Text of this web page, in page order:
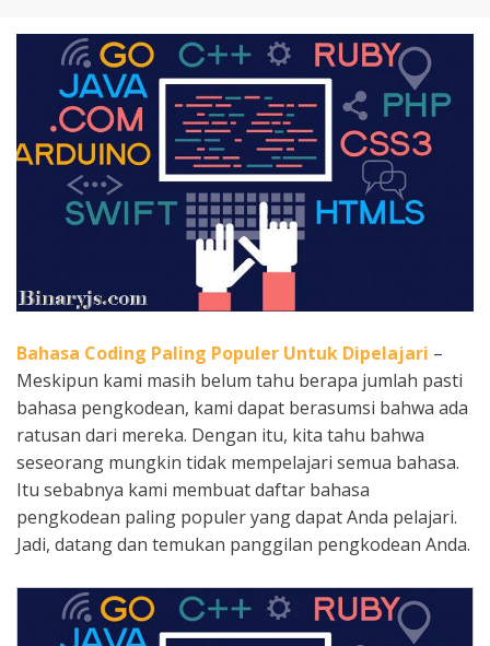
Bahasa Coding Paling Populer Untuk Dipelajari –
Meskipun kami masih belum tahu berapa jumlah pasti
bahasa pengkodean, kami dapat berasumsi bahwa ada
ratusan dari mereka. Dengan itu, kita tahu bahwa
seseorang mungkin tidak mempelajari semua bahasa.
Itu sebabnya kami membuat daftar bahasa
pengkodean paling populer yang dapat Anda pelajari.
Jadi, datang dan temukan panggilan pengkodean Anda.